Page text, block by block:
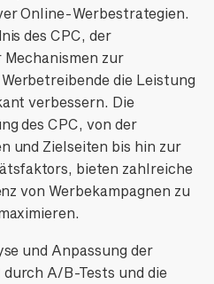
Online-Werbestrategien.
des CPC, der
zur
die Leistung
verbessern. Die
des CPC, von der
und Zielseiten bis hin zur
bieten zahlreiche
von Werbekampagnen zu
und Anpassung der
A/B-Tests und die